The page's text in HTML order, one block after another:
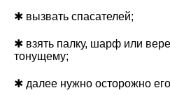
✱ вызвать спасателей;
✱ взять палку, шарф или
тонущему;
✱ далее нужно осторожно